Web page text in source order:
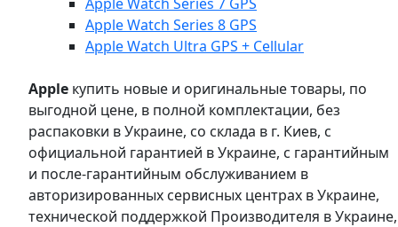
Apple Watch Series 8 GPS
Apple Watch Ultra GPS + Cellular
Apple купить новые и оригинальные товары, по
выгодной цене, в полной комплектации, без
распаковки в Украине, со склада в г. Киев, с
официальной гарантией в Украине, с гарантийным
и после-гарантийным обслуживанием в
авторизированных сервисных центрах в Украине,
технической поддержкой Производителя в Украине,